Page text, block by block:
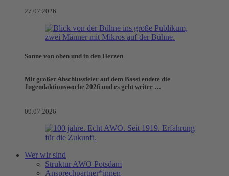
27.07.2026
Sonne von oben und in den Herzen
Mit großer Abschlussfeier auf dem Bassi endete die
Jugendaktionswoche 2026 und es geht weiter …
09.07.2026
Wer wir sind
Struktur AWO Potsdam
Ansprechpartner*innen